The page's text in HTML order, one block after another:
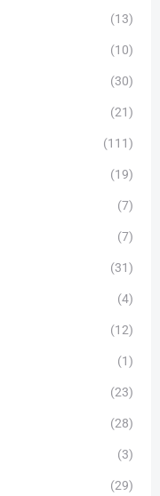
(13)
(10)
(30)
(21)
(111)
(19)
(7)
(7)
(31)
(4)
(12)
(1)
(23)
(28)
(3)
(29)